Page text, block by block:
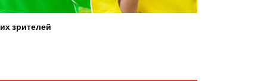
зрителей